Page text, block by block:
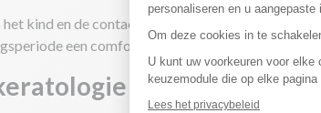
het kind en de contactlensspecialist het erover
een comfortabel alternatief bieden.
personaliseren en u
Om deze cookies in te
U kunt uw voorkeuren voor
keuzemodule die op elke
Lees het privacybeleid